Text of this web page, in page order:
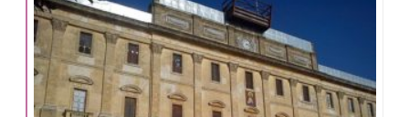
la
Iglesia
católica
con